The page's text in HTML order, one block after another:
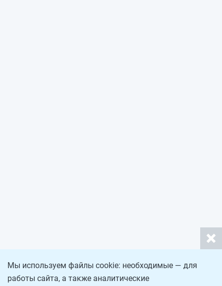
Мы используем файлы cookie: необходимые — для
работы сайта, а также аналитические